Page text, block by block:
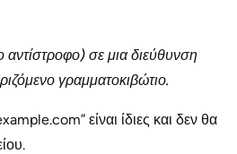
σε μια διεύθυνση
γραμματοκιβώτιο.
είναι ίδιες και δεν θα